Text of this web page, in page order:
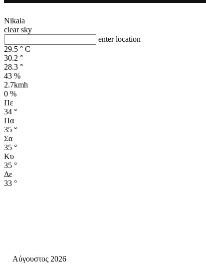
Nikaia
clear sky
enter location
29.5 ° C
30.2 °
28.3 °
43 %
2.7kmh
0 %
Πε
34 °
Πα
35 °
Σα
35 °
Κυ
35 °
Δε
33 °
Αύγουστος 2026